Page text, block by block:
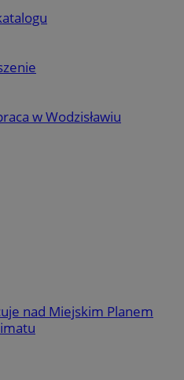
w Wodzisławiu
nad Miejskim Planem